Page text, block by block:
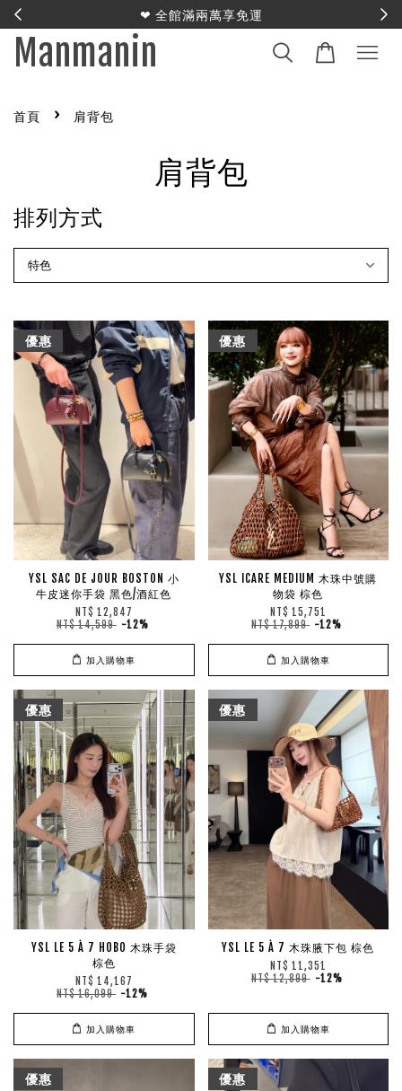
❤︎ 全館滿兩萬享免運
Manmanin
首頁 › 肩背包
肩背包
排列方式
優惠
YSL SAC DE JOUR BOSTON 小
牛皮迷你手袋 黑色/酒紅色
NT$ 12,847
NT$ 14,599 -12%
加入購物車
優惠
YSL ICARE MEDIUM 木珠中號購
物袋 棕色
NT$ 15,751
NT$ 17,899 -12%
加入購物車
優惠
YSL LE 5 À 7 HOBO 木珠手袋
棕色
NT$ 14,167
NT$ 16,099 -12%
加入購物車
優惠
YSL LE 5 À 7 木珠腋下包 棕色
NT$ 11,351
NT$ 12,899 -12%
加入購物車
優惠 優惠